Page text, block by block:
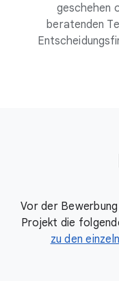
geschehen
beratenden
Vor der
Projekt die
zu den